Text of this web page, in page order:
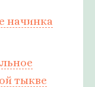
начинка
тыкве